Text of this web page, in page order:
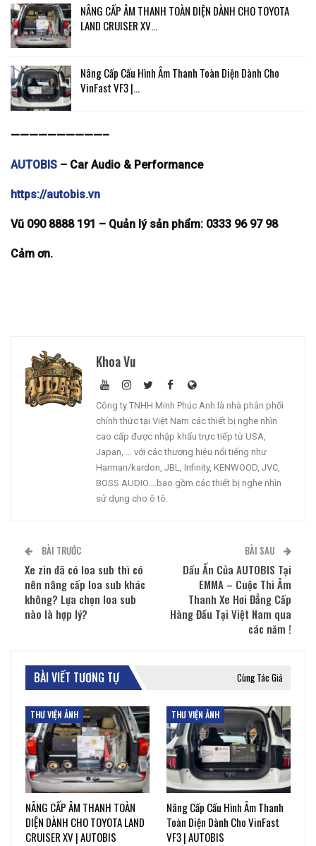
NÂNG CẤP ÂM THANH TOÀN DIỆN DÀNH CHO TOYOTA
LAND CRUISER XV…
Nâng Cấp Cấu Hình Âm Thanh Toàn Diện Dành Cho
VinFast VF3 |…
——————————–
AUTOBIS – Car Audio & Performance
https://autobis.vn
Vũ 090 8888 191 – Quản lý sản phẩm: 0333 96 97 98
Cảm ơn.
Khoa Vu
Công ty TNHH Minh Phúc Anh là nhà phân phối
chính thức tại Việt Nam các thiết bị nghe nhìn
cao cấp được nhập khẩu trực tiếp từ USA,
Japan, … với các thương hiệu nổi tiếng như
Harman/kardon, JBL, Infinity, KENWOOD, JVC,
BOSS AUDIO….bao gồm các thiết bị nghe nhìn
sử dụng cho ô tô.
BÀI TRƯỚC
Xe zin đã có loa sub thì có
nên nâng cấp loa sub khác
không? Lựa chọn loa sub
nào là hợp lý?
BÀI SAU
Dấu Ấn Của AUTOBIS Tại
EMMA – Cuộc Thi Âm
Thanh Xe Hơi Đẳng Cấp
Hàng Đầu Tại Việt Nam qua
các năm !
BÀI VIẾT TƯƠNG TỰ Cùng Tác Giả
THƯ VIỆN ẢNH
NÂNG CẤP ÂM THANH TOÀN
DIỆN DÀNH CHO TOYOTA LAND
CRUISER XV | AUTOBIS
THƯ VIỆN ẢNH
Nâng Cấp Cấu Hình Âm Thanh
Toàn Diện Dành Cho VinFast
VF3 | AUTOBIS